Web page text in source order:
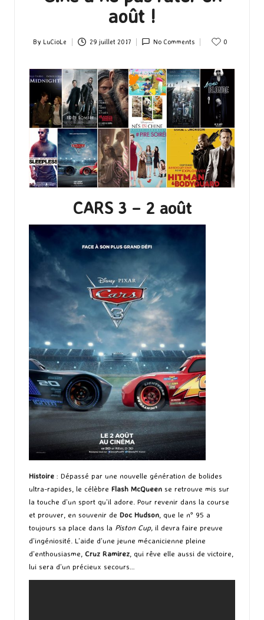
août !
Posted
By LuCioLe 29 juillet 2017 No Comments 0
CARS 3 – 2 août
Histoire : Dépassé par une nouvelle génération de bolides
ultra-rapides, le célèbre Flash McQueen se retrouve mis sur
la touche d’un sport qu’il adore. Pour revenir dans la course
et prouver, en souvenir de Doc Hudson , que le n° 95 a
toujours sa place dans la Piston Cup, il devra faire preuve
d’ingéniosité. L’aide d’une jeune mécanicienne pleine
d’enthousiasme, Cruz Ramirez , qui rêve elle aussi de victoire,
lui sera d’un précieux secours…